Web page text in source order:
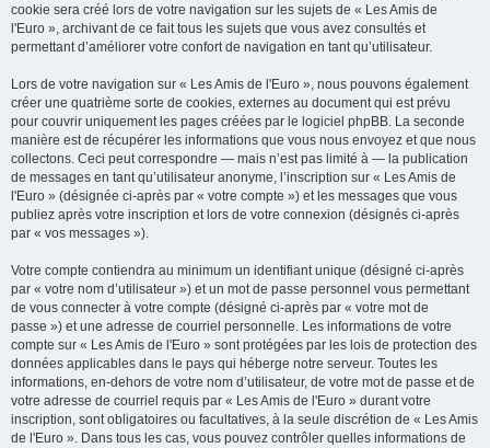
cookie sera créé lors de votre navigation sur les sujets de « Les Amis de
l'Euro », archivant de ce fait tous les sujets que vous avez consultés et
permettant d’améliorer votre confort de navigation en tant qu’utilisateur.
Lors de votre navigation sur « Les Amis de l'Euro », nous pouvons également
créer une quatrième sorte de cookies, externes au document qui est prévu
pour couvrir uniquement les pages créées par le logiciel phpBB. La seconde
manière est de récupérer les informations que vous nous envoyez et que nous
collectons. Ceci peut correspondre — mais n’est pas limité à — la publication
de messages en tant qu’utilisateur anonyme, l’inscription sur « Les Amis de
l'Euro » (désignée ci-après par « votre compte ») et les messages que vous
publiez après votre inscription et lors de votre connexion (désignés ci-après
par « vos messages »).
Votre compte contiendra au minimum un identifiant unique (désigné ci-après
par « votre nom d’utilisateur ») et un mot de passe personnel vous permettant
de vous connecter à votre compte (désigné ci-après par « votre mot de
passe ») et une adresse de courriel personnelle. Les informations de votre
compte sur « Les Amis de l'Euro » sont protégées par les lois de protection des
données applicables dans le pays qui héberge notre serveur. Toutes les
informations, en-dehors de votre nom d’utilisateur, de votre mot de passe et de
votre adresse de courriel requis par « Les Amis de l'Euro » durant votre
inscription, sont obligatoires ou facultatives, à la seule discrétion de « Les Amis
de l'Euro ». Dans tous les cas, vous pouvez contrôler quelles informations de